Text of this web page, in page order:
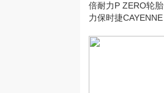
倍耐力P ZERO轮
力保时捷CAYENNE